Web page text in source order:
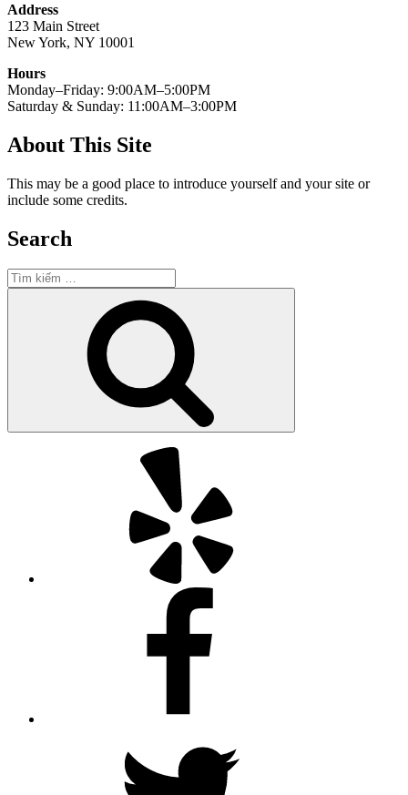
Address
123 Main Street
New York, NY 10001
Hours
Monday–Friday: 9:00AM–5:00PM
Saturday & Sunday: 11:00AM–3:00PM
About This Site
This may be a good place to introduce yourself and your site or
include some credits.
Search
Tìm
kiếm: